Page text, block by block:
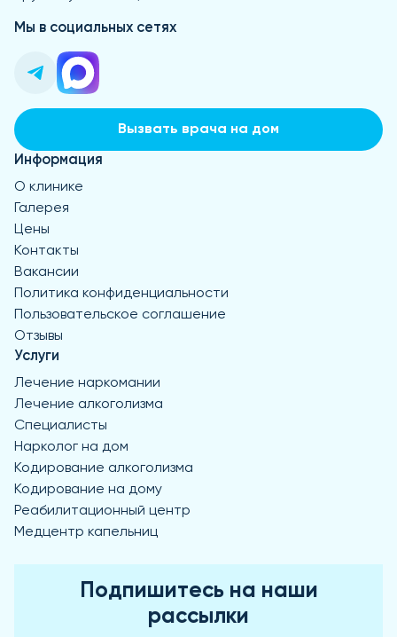
Мы в социальных сетях
Вызвать врача на дом
Информация
О клинике
Галерея
Цены
Контакты
Вакансии
Политика конфиденциальности
Пользовательское соглашение
Отзывы
Услуги
Лечение наркомании
Лечение алкоголизма
Специалисты
Нарколог на дом
Кодирование алкоголизма
Кодирование на дому
Реабилитационный центр
Медцентр капельниц
Подпишитесь на наши
рассылки